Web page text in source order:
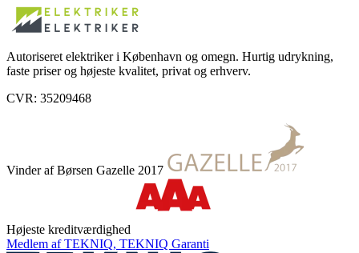
Autoriseret elektriker i København og omegn. Hurtig udrykning,
faste priser og højeste kvalitet, privat og erhverv.
CVR: 35209468
Vinder af Børsen Gazelle 2017
Højeste kreditværdighed
Medlem af TEKNIQ, TEKNIQ Garanti